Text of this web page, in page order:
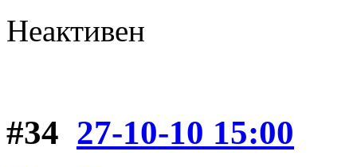
Неактивен
#34 27-10-10 15:00